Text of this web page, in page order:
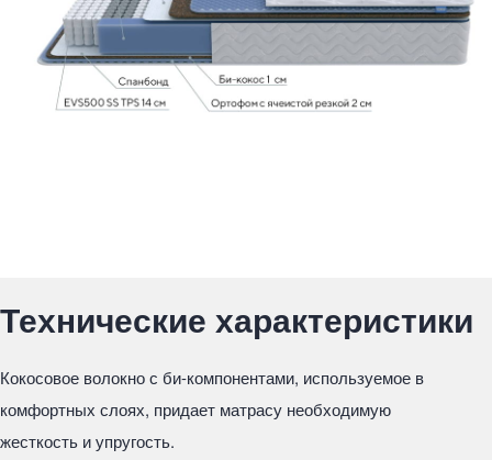
Технические характеристики
Кокосовое волокно с би-компонентами, используемое в
комфортных слоях, придает матрасу необходимую
жесткость и упругость.